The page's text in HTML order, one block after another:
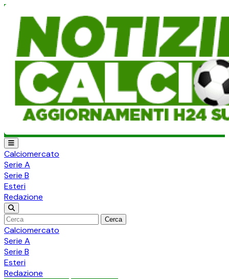
Calciomercato
Serie A
Serie B
Esteri
Redazione
Cerca
Calciomercato
Serie A
Serie B
Esteri
Redazione